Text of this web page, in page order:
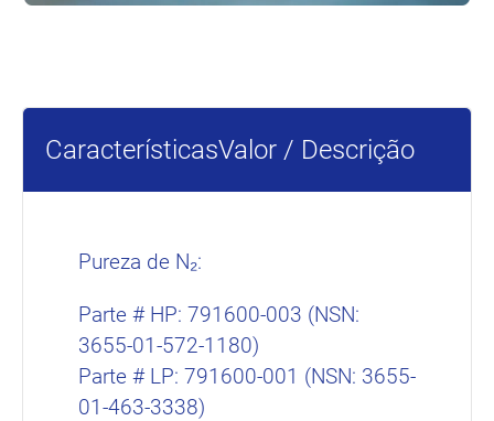
CaracterísticasValor / Descrição
Pureza de N₂:
Parte # HP: 791600-003 (NSN:
3655-01-572-1180)
Parte # LP: 791600-001 (NSN: 3655-
01-463-3338)